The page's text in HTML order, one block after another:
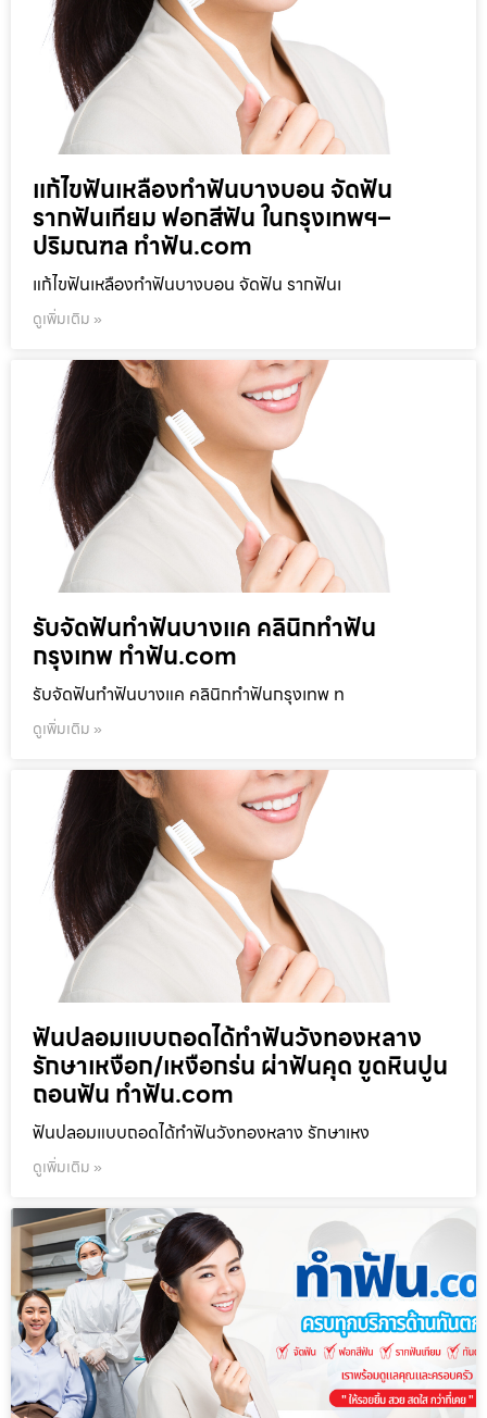
แก้ไขฟันเหลืองทำฟันบางบอน จัดฟัน
รากฟันเทียม ฟอกสีฟัน ในกรุงเทพฯ–
ปริมณฑล ทำฟัน.com
แก้ไขฟันเหลืองทำฟันบางบอน จัดฟัน รากฟันเ
ดูเพิ่มเติม »
รับจัดฟันทำฟันบางแค คลินิกทำฟัน
กรุงเทพ ทำฟัน.com
รับจัดฟันทำฟันบางแค คลินิกทำฟันกรุงเทพ ท
ดูเพิ่มเติม »
ฟันปลอมแบบถอดได้ทำฟันวังทองหลาง
รักษาเหงือก/เหงือกร่น ผ่าฟันคุด ขูดหินปูน
ถอนฟัน ทำฟัน.com
ฟันปลอมแบบถอดได้ทำฟันวังทองหลาง รักษาเหง
ดูเพิ่มเติม »